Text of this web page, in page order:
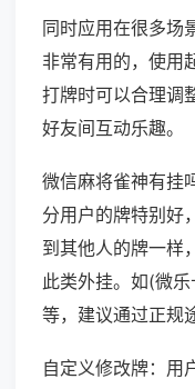
同时应用在很多场
非常有用的，使用
打牌时可以合理调
好友间互动乐趣。
微信麻将雀神有挂
分用户的牌特别好
到其他人的牌一样
此类外挂。如(微
等，建议通过正规
自定义修改牌：用